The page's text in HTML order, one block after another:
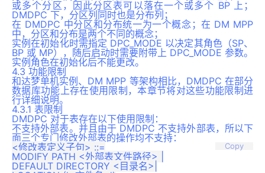
或多个分区，因此分区表可以落在一个或多个 BP 上；
DMDPC 下，分区列同时也是分布列；
在 DMDPC 中分区和分布统一为一个概念；在 DM MPP
中，分区和分布是两个不同的概念；
实例在初始化时需指定 DPC_MODE 以决定其角色（SP、
BP 或 MP），随后启动时需要附带上 DPC_MODE 参数。
实例角色在初始化后不能更改。
4.3 功能限制
和达梦单机实例、DM MPP 等架构相比，DMDPC 在部分
数据库功能上存在使用限制，本章节将对这些功能限制进
行详细说明。
4.3.1 表限制
DMDPC 对于表存在以下使用限制：
不支持外部表。并且由于 DMDPC 不支持外部表，所以下
面三个专门修改外部表的操作均不支持：
Copy
<修改表定义子句> ::=
MODIFY PATH <外部表文件路径> |
DEFAULT DIRECTORY <目录名>|